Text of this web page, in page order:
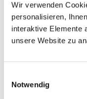
Wir verwenden
personalisieren,
interaktive Elemente
unsere Website zu
Notwendig
Yoga Vidya in
Zur Debatte um
Religionsstatus